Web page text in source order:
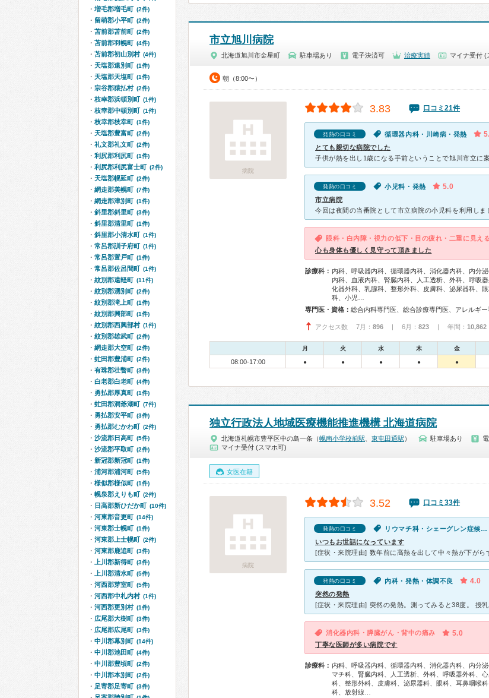
市立旭川病院
北海道旭川市金星町 駐車場あり 電子決済可 治療実績 マイナ受付 (
朝（8:00〜）
病院
3.83 口コミ21件
発熱の口コミ 循環器内科・川崎病・発熱
とても親切な病院でした
発熱の口コミ 小児科・発熱 5.0
市立病院
眼科・白内障・視力の低下・目の疲れ・二重に見え
心も身体も優しく見守って頂きました
診療科： 内科、呼吸器内科、循環器内科、消化器内科、内分
内科、血液内科、腎臓内科、人工透析、外科、呼吸
化器外科、乳腺科、整形外科、皮膚科、泌尿器科、
科、小児…
専門医・資格：
アクセス数 7月： 896 | 6月： 823 | 年間： 10,862
月 火 水 木 金
08:00-17:00 ● ● ● ● ●
独立行政法人地域医療機能推進機構 北海道病院
北海道札幌市豊平区中の島一条（幌南小学校前駅 東屯田通駅 ） 駐車場あり
マイナ受付 (スマホ可)
女医在籍
病院
3.52 口コミ33件
発熱の口コミ リウマチ科・シェーグレン症候群・発熱
いつもお世話になっています
発熱の口コミ 内科・発熱・体調不良 4.0
突然の発熱
消化器内科・膵臓がん・背中の痛み 5.0
丁寧な医師が多い病院です
診療科： 内科、呼吸器内科、循環器内科、消化器内科、内分
マチ科、腎臓内科、人工透析、外科、呼吸器外科、
科、整形外科、皮膚科、泌尿器科、眼科、耳鼻咽喉
科、放射線…
増毛郡増毛町 (2件)
留萌郡小平町 (2件)
苫前郡苫前町 (2件)
苫前郡羽幌町 (4件)
苫前郡初山別村 (4件)
天塩郡遠別町 (1件)
天塩郡天塩町 (1件)
宗谷郡猿払村 (2件)
枝幸郡浜頓別町 (1件)
枝幸郡中頓別町 (1件)
枝幸郡枝幸町 (1件)
天塩郡豊富町 (2件)
礼文郡礼文町 (2件)
利尻郡利尻町 (1件)
利尻郡利尻富士町 (2件)
天塩郡幌延町 (2件)
網走郡美幌町 (7件)
網走郡津別町 (1件)
斜里郡斜里町 (3件)
斜里郡清里町 (1件)
斜里郡小清水町 (1件)
常呂郡訓子府町 (1件)
常呂郡置戸町 (1件)
常呂郡佐呂間町 (1件)
紋別郡遠軽町 (11件)
紋別郡湧別町 (2件)
紋別郡滝上町 (1件)
紋別郡興部町 (1件)
紋別郡西興部村 (1件)
紋別郡雄武町 (2件)
網走郡大空町 (2件)
虻田郡豊浦町 (2件)
有珠郡壮瞥町 (3件)
白老郡白老町 (4件)
勇払郡厚真町 (1件)
虻田郡洞爺湖町 (7件)
勇払郡安平町 (3件)
勇払郡むかわ町 (2件)
沙流郡日高町 (5件)
沙流郡平取町 (2件)
新冠郡新冠町 (1件)
浦河郡浦河町 (5件)
様似郡様似町 (1件)
幌泉郡えりも町 (2件)
日高郡新ひだか町 (10件)
河東郡音更町 (14件)
河東郡士幌町 (1件)
河東郡上士幌町 (2件)
河東郡鹿追町 (3件)
上川郡新得町 (3件)
上川郡清水町 (5件)
河西郡芽室町 (5件)
河西郡中札内村 (1件)
河西郡更別村 (1件)
広尾郡大樹町 (3件)
広尾郡広尾町 (3件)
中川郡幕別町 (14件)
中川郡池田町 (4件)
中川郡豊頃町 (2件)
中川郡本別町 (2件)
足寄郡足寄町 (3件)